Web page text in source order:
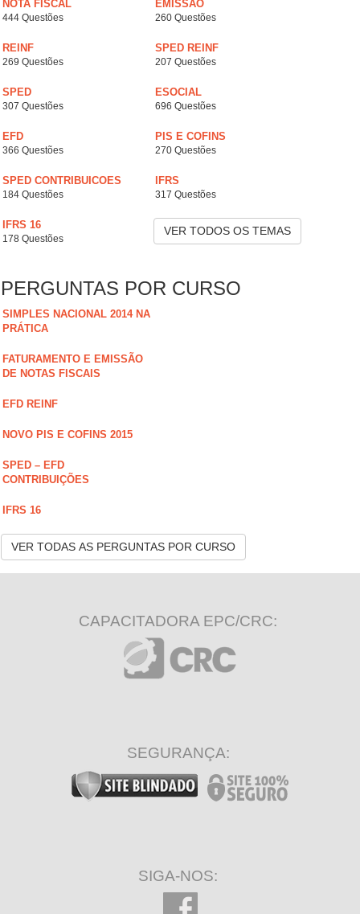
NOTA FISCAL
444 Questões
EMISSÃO
260 Questões
REINF
269 Questões
SPED REINF
207 Questões
SPED
307 Questões
ESOCIAL
696 Questões
EFD
366 Questões
PIS E COFINS
270 Questões
SPED CONTRIBUICOES
184 Questões
IFRS
317 Questões
IFRS 16
178 Questões
VER TODOS OS TEMAS
PERGUNTAS POR CURSO
SIMPLES NACIONAL 2014 NA
PRÁTICA
FATURAMENTO E EMISSÃO
DE NOTAS FISCAIS
EFD REINF
NOVO PIS E COFINS 2015
SPED – EFD
CONTRIBUIÇÕES
IFRS 16
VER TODAS AS PERGUNTAS POR CURSO
CAPACITADORA EPC/CRC:
SEGURANÇA:
SIGA-NOS: